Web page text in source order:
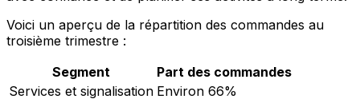
Voici un aperçu de la répartition des commandes au
troisième trimestre :
Segment
Part des commandes
Services et signalisation Environ 66%